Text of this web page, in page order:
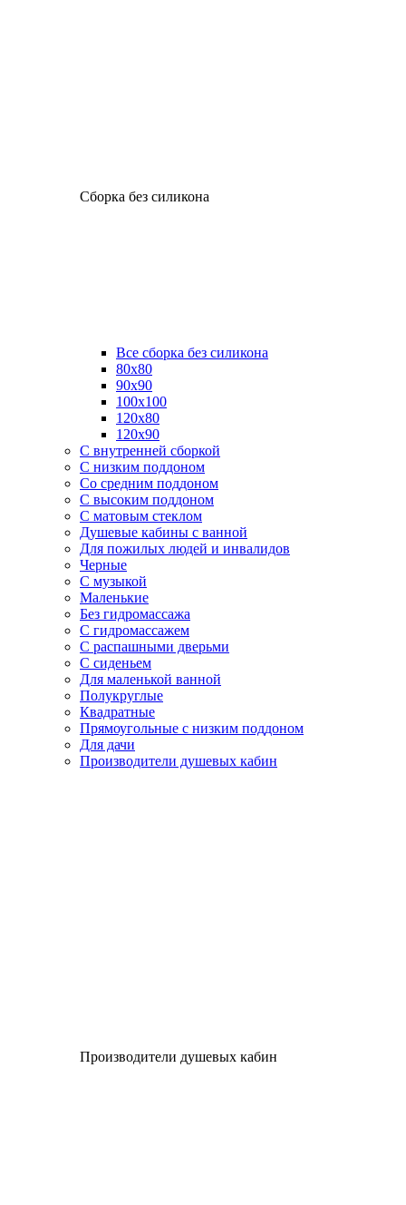
Сборка без силикона
Все сборка без силикона
80х80
90х90
100х100
120х80
120х90
С внутренней сборкой
C низким поддоном
Со средним поддоном
С высоким поддоном
С матовым стеклом
Душевые кабины с ванной
Для пожилых людей и инвалидов
Черные
С музыкой
Маленькие
Без гидромассажа
С гидромассажем
С распашными дверьми
С сиденьем
Для маленькой ванной
Полукруглые
Квадратные
Прямоугольные с низким поддоном
Для дачи
Производители душевых кабин
Производители душевых кабин